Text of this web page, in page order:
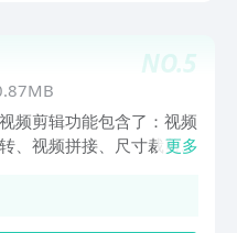
NO.5
频剪辑功能包含了：视频
、视频拼接、尺寸裁剪、
转gif等功能。当您导出
更多